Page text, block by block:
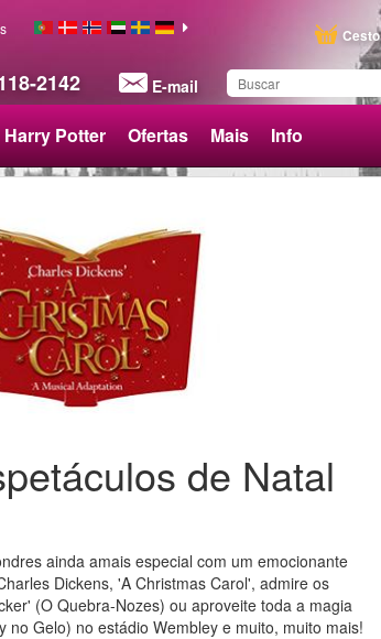
2142 E-mail
Cesto
Harry Potter Ofertas Mais Info
de Natal
ainda amais especial com um emocionante
Dickens, 'A Christmas Carol', admire os
(O Quebra-Nozes) ou aproveite toda a magia
no Gelo) no estádio Wembley e muito, muito mais!